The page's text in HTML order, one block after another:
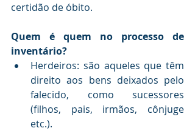
certidão de óbito.
Quem é quem no processo de
inventário?
Herdeiros: são aqueles que têm
direito aos bens deixados pelo
falecido, como sucessores
(filhos, pais, irmãos, cônjuge
etc.).